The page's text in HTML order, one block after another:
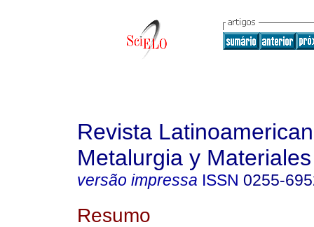
Revista
Metalurgia y Materiales
versão impressa ISSN 0255-
Resumo